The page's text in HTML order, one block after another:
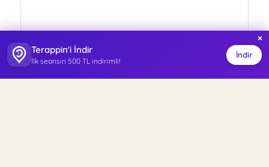
×
Terappin'i İndir
İlk seansın 500 TL indirimli!
İndir